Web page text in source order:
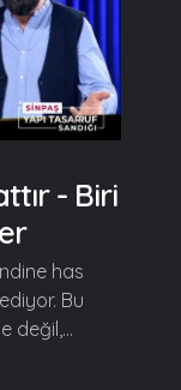
- Biri
has
Bu
değil,...